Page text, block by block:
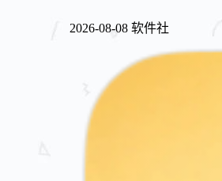
2026-08-08 软件社